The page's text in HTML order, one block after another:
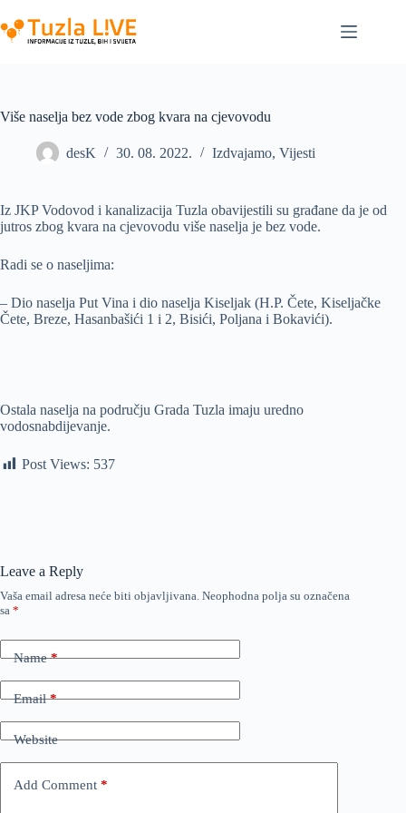
to
content
Više naselja bez vode zbog kvara na cjevovodu
desK 30. 08. 2022. Izdvajamo, Vijesti
Iz JKP Vodovod i kanalizacija Tuzla obavijestili su građane da je od
jutros zbog kvara na cjevovodu više naselja je bez vode.
Radi se o naseljima:
– Dio naselja Put Vina i dio naselja Kiseljak (H.P. Čete, Kiseljačke
Čete, Breze, Hasanbašići 1 i 2, Bisići, Poljana i Bokavići).
Ostala naselja na području Grada Tuzla imaju uredno
vodosnabdijevanje.
Post Views: 537
Leave a Reply
Vaša email adresa neće biti objavljivana. Neophodna polja su označena
sa *
Name*
Email*
Website
Add Comment *